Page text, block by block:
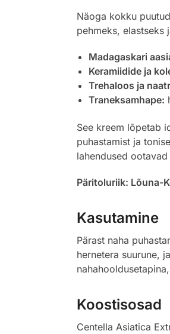
Näoga kokku
pehmeks, elastseks
Madagaskari
Keramiidide ja
Trehaloos ja
Traneksamhape:
See kreem lõpetab
puhastamist ja
lahendused ootavad
Päritoluriik: Lõuna-
Kasutamine
Pärast naha
hernetera suurune,
Koostisosad
Centella Asiatica